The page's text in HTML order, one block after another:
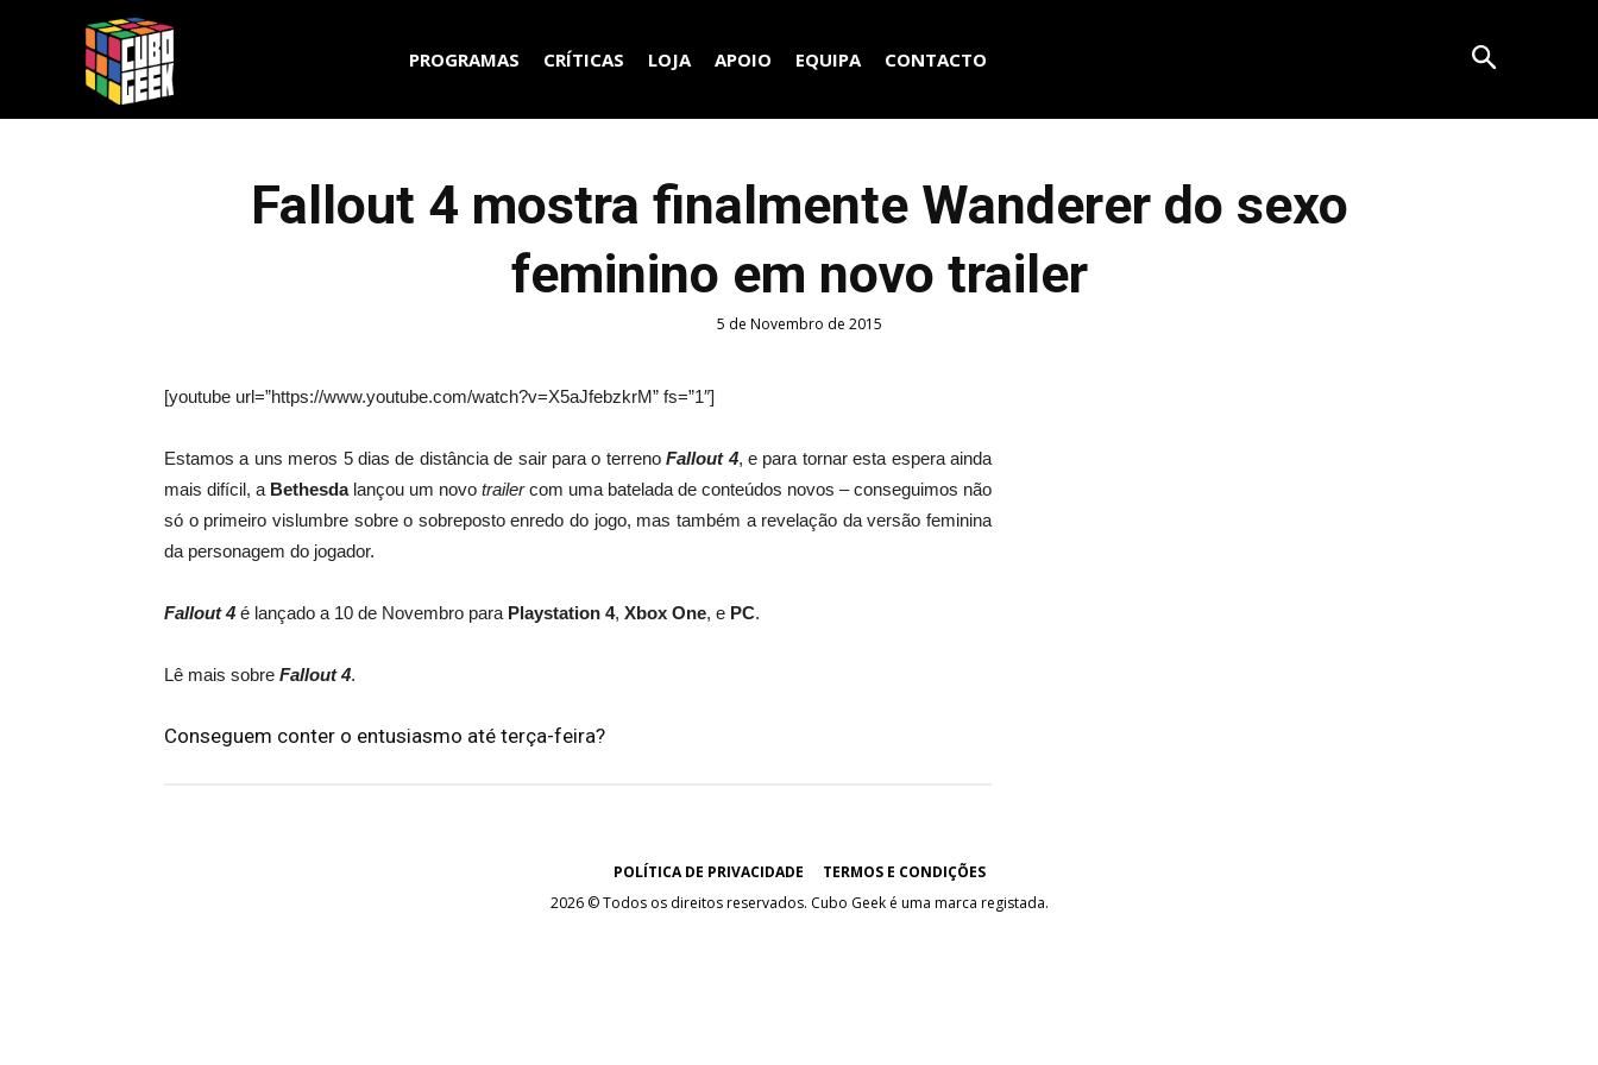
PROGRAMAS CRÍTICAS LOJA APOIO EQUIPA CONTACTO
Fallout 4 mostra finalmente Wanderer do sexo
feminino em novo trailer
5 de Novembro de 2015
[youtube url=”https://www.youtube.com/watch?v=X5aJfebzkrM” fs=”1″]
Estamos a uns meros 5 dias de distância de sair para o terrenoFallout 4, e para tornar esta espera ainda
mais difícil, a Bethesdalançou um novo trailercom uma batelada de conteúdos novos – conseguimos não
só o primeiro vislumbre sobre o sobreposto enredo do jogo, mas também a revelação da versão feminina
da personagem do jogador.
Fallout 4 é lançado a 10 de Novembro para Playstation 4, Xbox One, e PC.
Lê mais sobre Fallout 4.
Conseguem conter o entusiasmo até terça-feira?
POLÍTICA DE PRIVACIDADE
TERMOS E CONDIÇÕES
2026 © Todos os direitos reservados. Cubo Geek é uma marca registada.